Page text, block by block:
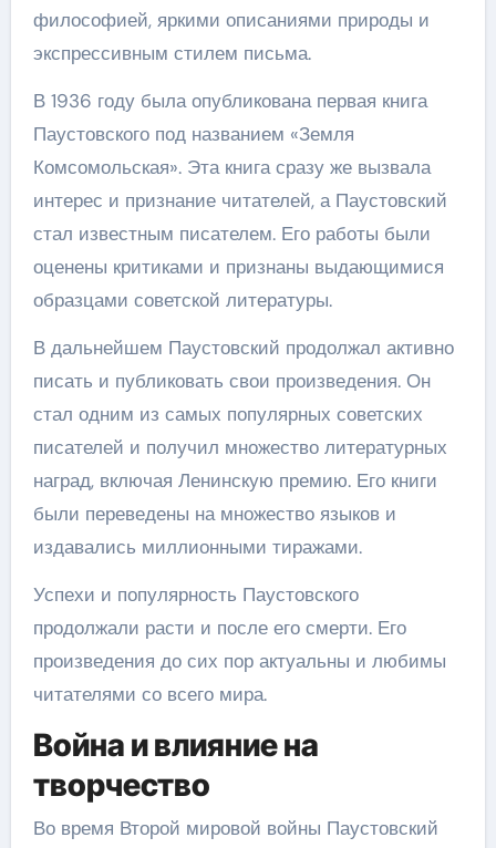
философией, яркими описаниями природы и
экспрессивным стилем письма.
В 1936 году была опубликована первая книга
Паустовского под названием «Земля
Комсомольская». Эта книга сразу же вызвала
интерес и признание читателей, а Паустовский
стал известным писателем. Его работы были
оценены критиками и признаны выдающимися
образцами советской литературы.
В дальнейшем Паустовский продолжал активно
писать и публиковать свои произведения. Он
стал одним из самых популярных советских
писателей и получил множество литературных
наград, включая Ленинскую премию. Его книги
были переведены на множество языков и
издавались миллионными тиражами.
Успехи и популярность Паустовского
продолжали расти и после его смерти. Его
произведения до сих пор актуальны и любимы
читателями со всего мира.
Война и влияние на
творчество
Во время Второй мировой войны Паустовский